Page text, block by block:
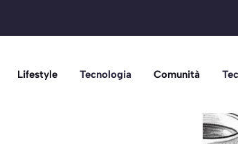
Lifestyle Tecnologia Comunità